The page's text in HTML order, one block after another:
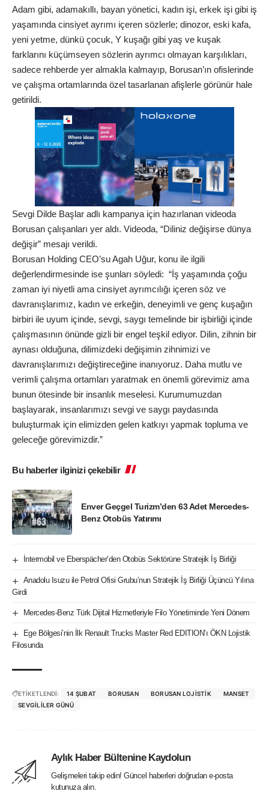
Adam gibi, adamakıllı, bayan yönetici, kadın işi, erkek işi gibi iş
yaşamında cinsiyet ayrımı içeren sözlerle; dinozor, eski kafa,
yeni yetme, dünkü çocuk, Y kuşağı gibi yaş ve kuşak
farklarını küçümseyen sözlerin ayrımcı olmayan karşılıkları,
sadece rehberde yer almakla kalmayıp, Borusan’ın ofislerinde
ve çalışma ortamlarında özel tasarlanan afişlerle görünür hale
getirildi.
Sevgi Dilde Başlar adlı kampanya için hazırlanan videoda
Borusan çalışanları yer aldı. Videoda, “Diliniz değişirse dünya
değişir” mesajı verildi.
Borusan Holding CEO’su Agah Uğur, konu ile ilgili
değerlendirmesinde ise şunları söyledi: “İş yaşamında çoğu
zaman iyi niyetli ama cinsiyet ayrımcılığı içeren söz ve
davranışlarımız, kadın ve erkeğin, deneyimli ve genç kuşağın
birbiri ile uyum içinde, sevgi, saygı temelinde bir işbirliği içinde
çalışmasının önünde gizli bir engel teşkil ediyor. Dilin, zihnin bir
aynası olduğuna, dilimizdeki değişimin zihnimizi ve
davranışlarımızı değiştireceğine inanıyoruz. Daha mutlu ve
verimli çalışma ortamları yaratmak en önemli görevimiz ama
bunun ötesinde bir insanlık meselesi. Kurumumuzdan
başlayarak, insanlarımızı sevgi ve saygı paydasında
buluşturmak için elimizden gelen katkıyı yapmak topluma ve
geleceğe görevimizdir.”
Bu haberler ilginizi çekebilir
Enver Geçgel Turizm’den 63 Adet Mercedes-
Benz Otobüs Yatırımı
İntermobil ve Eberspächer’den Otobüs Sektörüne Stratejik İş Birliği
Anadolu Isuzu ile Petrol Ofisi Grubu’nun Stratejik İş Birliği Üçüncü Yılına
Girdi
Mercedes-Benz Türk Dijital Hizmetleriyle Filo Yönetiminde Yeni Dönem
Ege Bölgesi’nin İlk Renault Trucks Master Red EDITION’ı ÖKN Lojistik
Filosunda
ETİKETLENDİ: 14 ŞUBAT BORUSAN BORUSAN LOJISTIK
MANSET
SEVGILILER GÜNÜ
Aylık Haber Bültenine Kaydolun
Gelişmeleri takip edin! Güncel haberleri doğrudan e-posta
kutunuza alın.